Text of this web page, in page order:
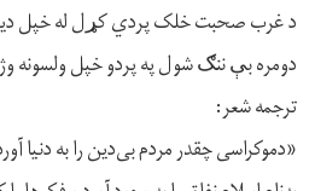
د غرب صحبت خلک پردي کړل له خپل
دومره بې ننګ شول په پردو خپل ولسونه
ترجمه‌ شعر:
«دموکراسی چقدر مردم بی‌دین را به دنیا